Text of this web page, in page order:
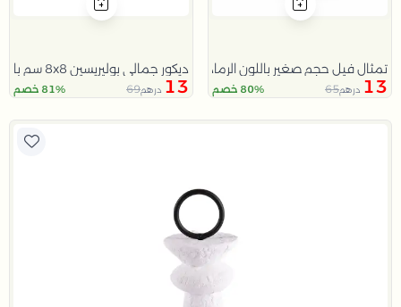
تمثال فيل حجم صغير باللون الرمادي
13 درهم65 80% خصم
ديكور جمالي بوليريسين 8x8 سم باللون الابيض و الاسود من نورسين
13 درهم69 81% خصم